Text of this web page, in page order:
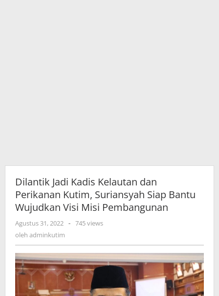
Dilantik Jadi Kadis Kelautan dan
Perikanan Kutim, Suriansyah Siap Bantu
Wujudkan Visi Misi Pembangunan
Agustus 31, 2022 oleh
- 745 views
oleh adminkutim